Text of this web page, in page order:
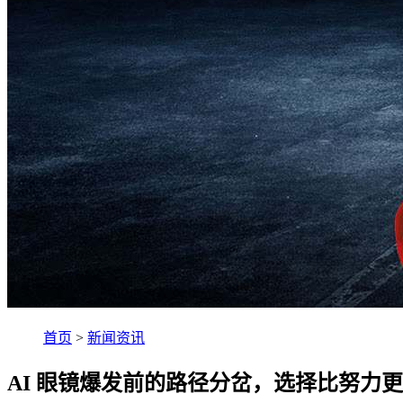
首页 > 新闻资讯
AI 眼镜爆发前的路径分岔，选择比努力